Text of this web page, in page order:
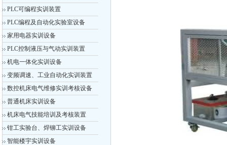
PLC可编程实训装置
PLC编程及自动化实验室设备
家用电器实训设备
PLC控制液压与气动实训装置
机电一体化实训设备
变频调速、工业自动化实训装置
数控机床电气维修实训考核设备
普通机床实训设备
机床电气技能培训及考核装置
钳工实验台、焊铆工实训设备
智能楼宇实训设备